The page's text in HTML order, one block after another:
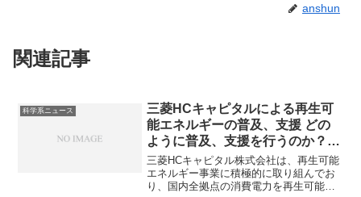
anshun
関連記事
科学系ニュース
三菱HCキャピタルによる再生可
能エネルギーの普及、支援 どの
ように普及、支援を行うのか？ア
セットマネジメントサービスやソ
ーラーPPAとは何か？
三菱HCキャピタル株式会社は、再生可能
エネルギー事業に積極的に取り組んでお
り、国内全拠点の消費電力を再生可能エ